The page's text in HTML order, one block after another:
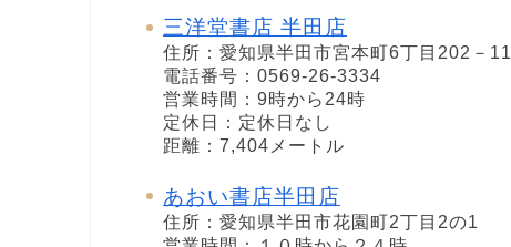
三洋堂書店 半田店
住所：愛知県半田市宮本町6丁目202－11
電話番号：0569-26-3334
営業時間：9時から24時
定休日：定休日なし
距離：7,404メートル
あおい書店半田店
住所：愛知県半田市花園町2丁目2の1